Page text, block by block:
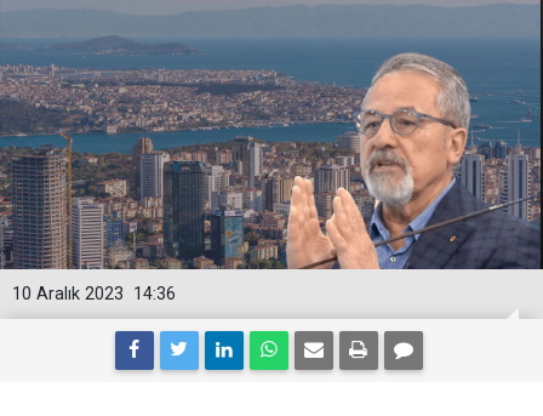
14:36
10 Aralık 2023